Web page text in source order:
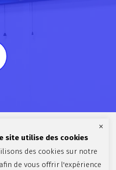
site utilise des cookies
des cookies sur notre
de vous offrir l'expérience
×